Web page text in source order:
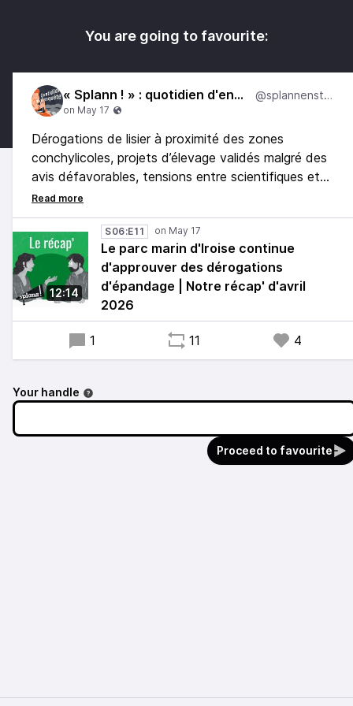
You are going to favourite:
« Splann ! » : quotidien d'enquête @splannenstudio
Dérogations de lisier à proximité des zones
conchylicoles, projets d’élevage validés malgré des
avis défavorables, tensions entre scientifiques et
associations : « Splann ! » s’est penché sur le
fonctionnement du parc naturel marin d’Iroise,
censé protéger un écosystème parmi les plus
précieux de Bretagne.
Pierre-Yves Bulteau vous en parle dans notre récap'
mensuel, au micro de Nicolas Milice.
12:14
S06:E11
Le parc marin d'Iroise continue
d'approuver des dérogations
d'épandage | Notre récap' d'avril
2026
1 11 4
Your handle
Proceed to favourite